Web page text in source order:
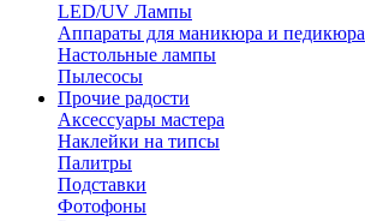
LED/UV Лампы
Аппараты для маникюра и педикюра
Настольные лампы
Пылесосы
Прочие радости
Аксессуары мастера
Наклейки на типсы
Палитры
Подставки
Фотофоны